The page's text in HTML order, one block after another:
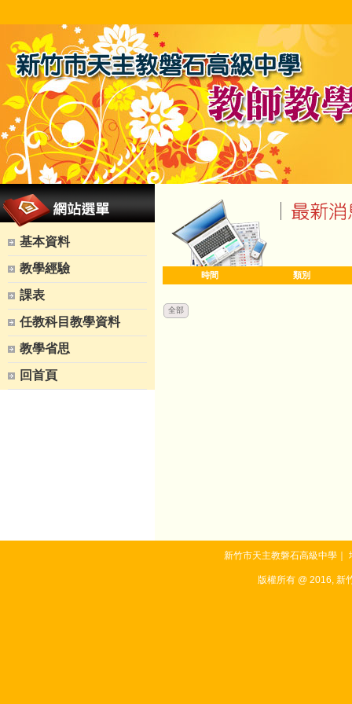
基本資料
教學經驗
課表
任教科目教學資料
教學省思
回首頁
時間 類別
全部
新竹市天主教磐石高級中學｜
版權所有 @ 2016, 新